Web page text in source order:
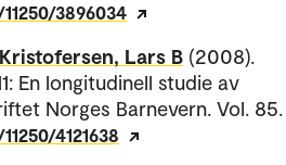
3896034
Kristofersen, Lars B (2008).
En longitudinell studie av
Norges Barnevern. Vol. 85.
4121638